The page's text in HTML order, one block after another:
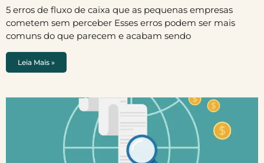
5 erros de fluxo de caixa que as pequenas empresas
cometem sem perceber Esses erros podem ser mais
comuns do que parecem e acabam sendo
Leia Mais »